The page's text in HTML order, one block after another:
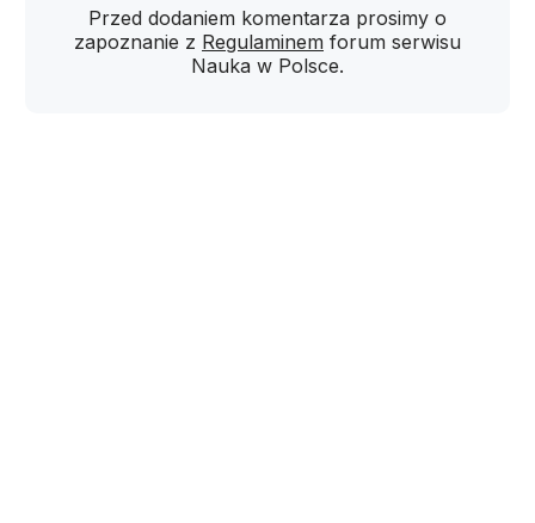
Przed dodaniem komentarza prosimy o
zapoznanie z Regulaminem forum serwisu
Nauka w Polsce.